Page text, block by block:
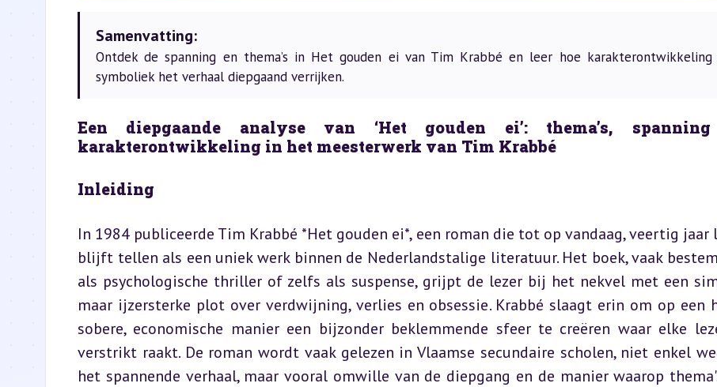
Samenvatting:
Ontdek de spanning en thema’s in Het gouden ei van Tim Krabbé en leer hoe karakterontwikkeling
symboliek het verhaal diepgaand verrijken.
Een diepgaande analyse van ‘Het gouden ei’: thema’s,
karakterontwikkeling in het meesterwerk van Tim Krabbé
Inleiding
In 1984 publiceerde Tim Krabbé *Het gouden ei*, een roman die tot op vandaag, veertig jaar
blijft tellen als een uniek werk binnen de Nederlandstalige literatuur. Het boek, vaak
als psychologische thriller of zelfs als suspense, grijpt de lezer bij het nekvel met een
maar ijzersterke plot over verdwijning, verlies en obsessie. Krabbé slaagt erin om op een
sobere, economische manier een bijzonder beklemmende sfeer te creëren waar elke
verstrikt raakt. De roman wordt vaak gelezen in Vlaamse secundaire scholen, niet enkel
het spannende verhaal, maar vooral omwille van de diepgang en de manier waarop